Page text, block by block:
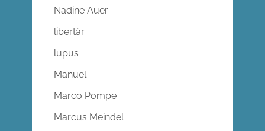
Nadine Auer
libertär
lupus
Manuel
Marco Pompe
Marcus Meindel